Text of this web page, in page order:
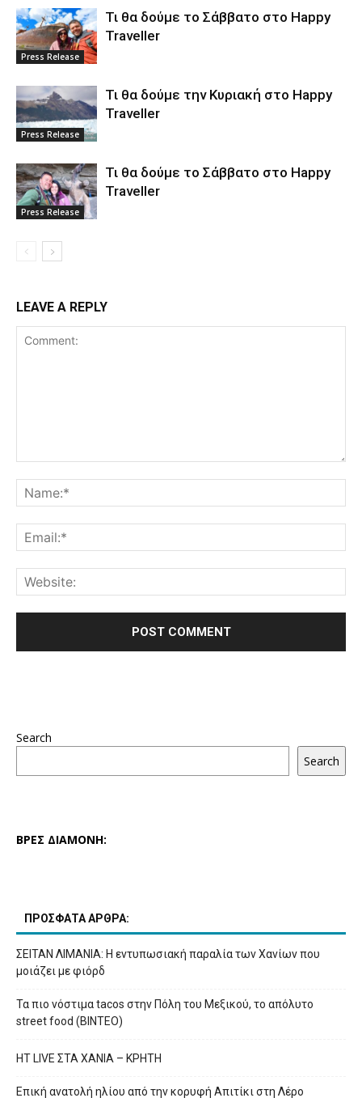
Press Release
Τι θα δούμε το Σάββατο στο Happy
Traveller
Press Release
Τι θα δούμε την Κυριακή στο Happy
Traveller
Press Release
Τι θα δούμε το Σάββατο στο Happy
Traveller
LEAVE A REPLY
Search
Search
ΒΡΕΣ ΔΙΑΜΟΝΗ:
ΠΡΟΣΦΑΤΑ ΑΡΘΡΑ:
ΣΕΙΤΑΝ ΛΙΜΑΝΙΑ: Η εντυπωσιακή παραλία των Χανίων που
μοιάζει με φιόρδ
Τα πιο νόστιμα tacos στην Πόλη του Μεξικού, το απόλυτο
street food (ΒΙΝΤΕΟ)
HT LIVE ΣΤΑ ΧΑΝΙΑ – ΚΡΗΤΗ
Επική ανατολή ηλίου από την κορυφή Απιτίκι στη Λέρο